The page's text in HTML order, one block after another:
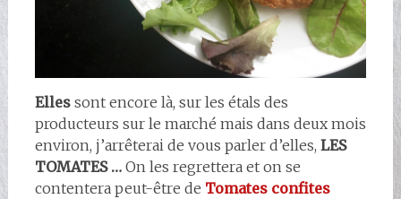
Ellessont encore là, sur les étals des
producteurs sur le marché mais dans deux mois
environ, j’arrêterai de vous parler d’elles, LES
TOMATES … On les regrettera et on se
contentera peut-être de Tomates confites